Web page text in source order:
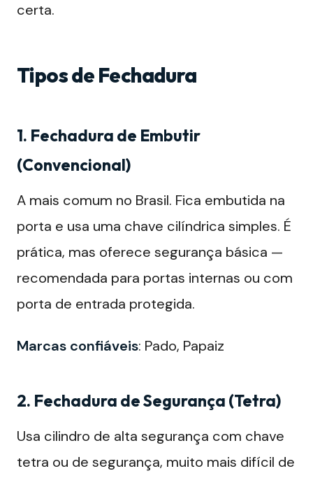
certa.
Tipos de Fechadura
1. Fechadura de Embutir
(Convencional)
A mais comum no Brasil. Fica embutida na
porta e usa uma chave cilíndrica simples. É
prática, mas oferece segurança básica —
recomendada para portas internas ou com
porta de entrada protegida.
Marcas confiáveis: Pado, Papaiz
2. Fechadura de Segurança (Tetra)
Usa cilindro de alta segurança com chave
tetra ou de segurança, muito mais difícil de